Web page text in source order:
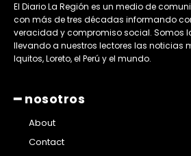
El Diario La Región es un medio de
con más de tres décadas informando
veracidad y compromiso social. Somos
llevando a nuestros lectores las noticias
Iquitos, Loreto, el Perú y el mundo.
━ nosotros
About
Contact